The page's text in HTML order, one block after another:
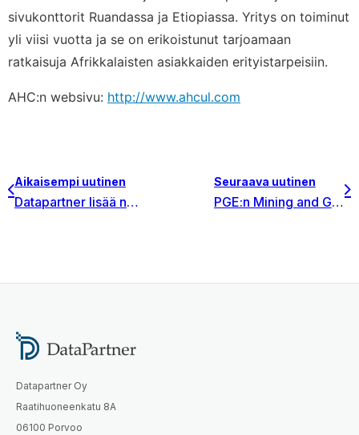
sivukonttorit Ruandassa ja Etiopiassa. Yritys on toiminut
yli viisi vuotta ja se on erikoistunut tarjoamaan
ratkaisuja Afrikkalaisten asiakkaiden erityistarpeisiin.
AHC:n websivu: http://www.ahcul.com
Aikaisempi uutinen
Datapartner lisää näkyvyyttään Keski- ja Itä-Euroopassa
Seuraava uutinen
PGE:n Mining and Generation osasto tulee käyttämään Invest for Excel Enterprisea investointien suunnittelun vakio-ohjelmistona
Datapartner Oy
Raatihuoneenkatu 8A
06100 Porvoo